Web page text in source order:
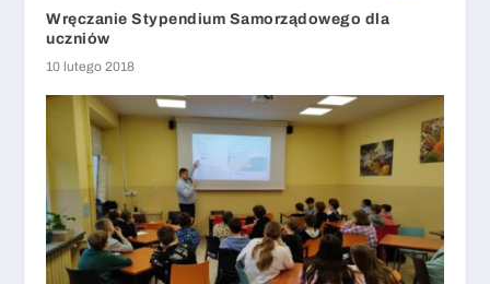
Wręczanie Stypendium Samorządowego dla
uczniów
10 lutego 2018